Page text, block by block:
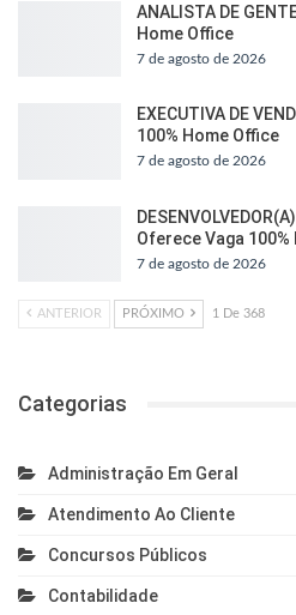
ANALISTA DE
Home Office
7 de agosto de 2026
EXECUTIVA DE
100% Home Office
7 de agosto de 2026
Oferece Vaga 100%
7 de agosto de 2026
ANTERIOR PRÓXIMO 1 De 368
Categorias
Administração Em Geral
Atendimento Ao Cliente
Concursos Públicos
Contabilidade